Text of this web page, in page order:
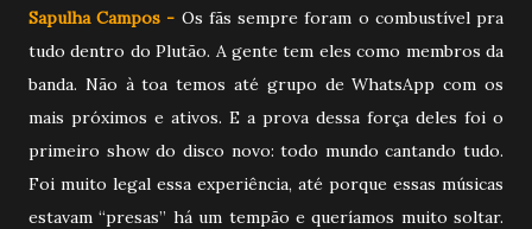
Sapulha Campos - Os fãs sempre foram o combustível pra
tudo dentro do Plutão. A gente tem eles como membros da
banda. Não à toa temos até grupo de WhatsApp com os
mais próximos e ativos. E a prova dessa força deles foi o
primeiro show do disco novo: todo mundo cantando tudo.
Foi muito legal essa experiência, até porque essas músicas
estavam “presas” há um tempão e queríamos muito soltar.